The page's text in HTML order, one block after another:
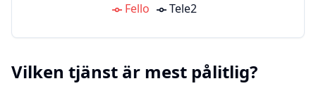
Fello Tele2
Vilken tjänst är mest pålitlig?